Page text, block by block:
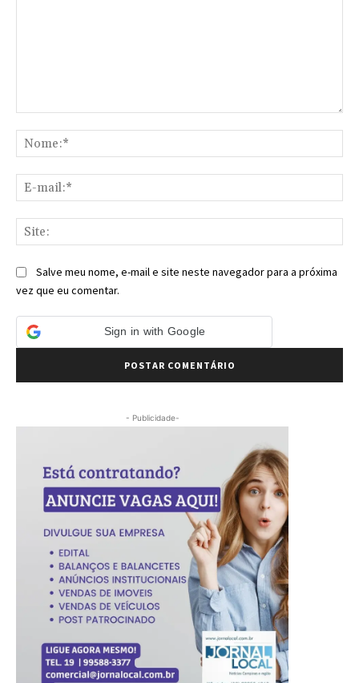
Salve meu nome, e-mail e site neste navegador para a próxima
vez que eu comentar.
Sign in with Google
- Publicidade-